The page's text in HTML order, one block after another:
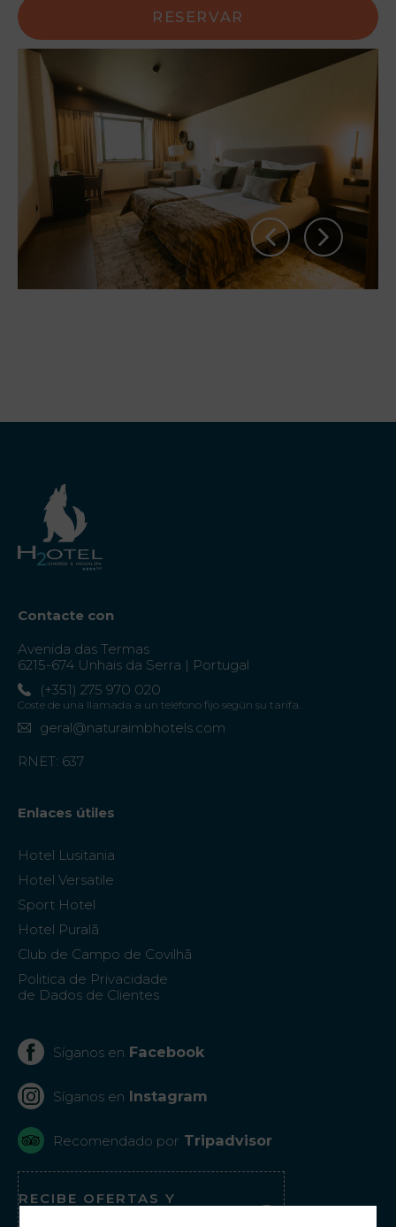
RESERVAR
Contacte con
Avenida das Termas
6215-674 Unhais da Serra | Portugal
(+351) 275 970 020
Coste de una llamada a un teléfono fijo según su tarifa.
geral@naturaimbhotels.com
RNET: 637
Enlaces útiles
Hotel Lusitania
Hotel Versatile
Sport Hotel
Hotel Puralã
Club de Campo de Covilhã
Politica de Privacidade
de Dados de Clientes
Síganos en Facebook
Síganos en Instagram
Recomendado por Tripadvisor
RECIBE OFERTAS Y